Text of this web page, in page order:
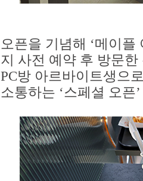
오픈을 기념해 ‘메이플
지 사전 예약 후 방문
PC방 아르바이트생으
소통하는 ‘스페셜 오픈